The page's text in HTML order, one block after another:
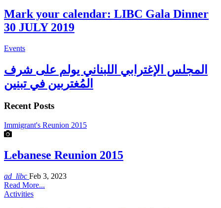
Mark your calendar: LIBC Gala Dinner
30 JULY 2019
Events
المجلس الإغترابي اللبناني يولم على شرف
المُغتربين في تبنين
Recent Posts
Immigrant's Reunion 2015
Lebanese Reunion 2015
ad_libc Feb 3, 2023
Read More...
Activities